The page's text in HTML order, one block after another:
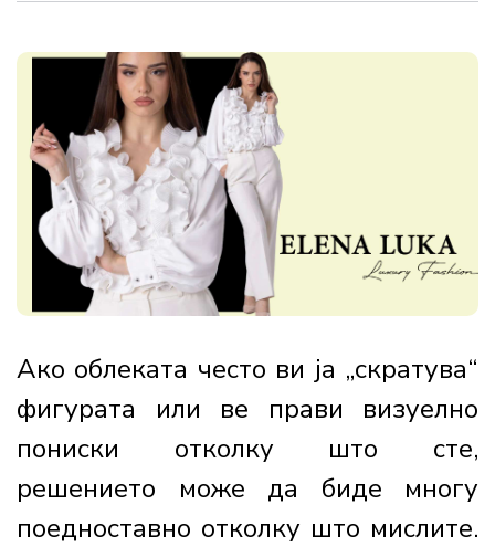
Ако облеката често ви ја „скратува“
фигурата или ве прави визуелно
пониски отколку што сте,
решението може да биде многу
поедноставно отколку што мислите.